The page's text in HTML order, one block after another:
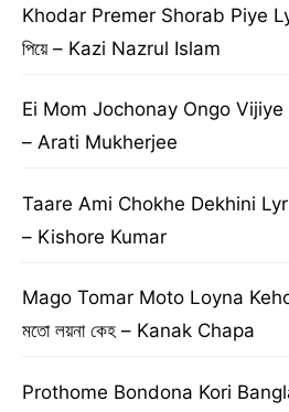
Khodar Premer Shorab Piye
পিয়ে – Kazi Nazrul Islam
Ei Mom Jochonay Ongo Vijiye
– Arati Mukherjee
Taare Ami Chokhe Dekhini Lyrics
– Kishore Kumar
Mago Tomar Moto Loyna Keho
মতো লয়না কেহ – Kanak Chapa
Prothome Bondona Kori